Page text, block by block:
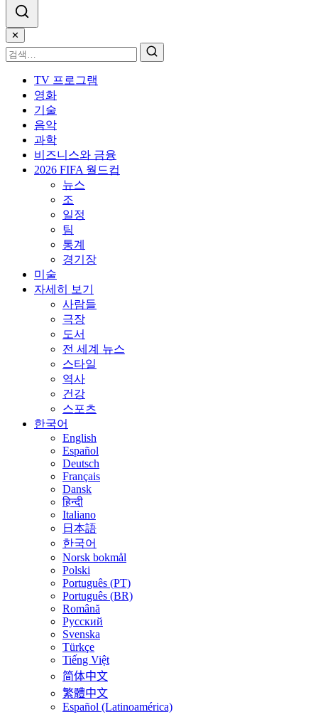
✕
TV 프로그램
영화
기술
음악
과학
비즈니스와 금융
2026 FIFA 월드컵
뉴스
조
일정
팀
통계
경기장
미술
자세히 보기
사람들
극장
도서
전 세계 뉴스
스타일
역사
건강
스포츠
한국어
English
Español
Deutsch
Français
Dansk
हिन्दी
Italiano
日本語
한국어
Norsk bokmål
Polski
Português (PT)
Português (BR)
Română
Русский
Svenska
Türkçe
Tiếng Việt
简体中文
繁體中文
Español (Latinoamérica)